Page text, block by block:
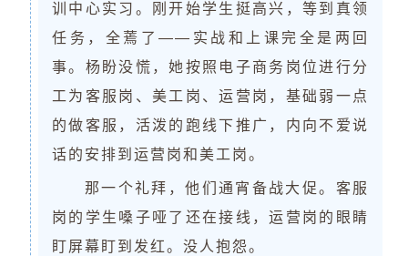
训中心实习。刚开始学生挺高兴，等到真领
任务，全蔫了——实战和上课完全是两回
事。杨盼没慌，她按照电子商务岗位进行分
工为客服岗、美工岗、运营岗，基础弱一点
的做客服，活泼的跑线下推广，内向不爱说
话的安排到运营岗和美工岗。
那一个礼拜，他们通宵备战大促。客服
岗的学生嗓子哑了还在接线，运营岗的眼睛
盯屏幕盯到发红。没人抱怨。